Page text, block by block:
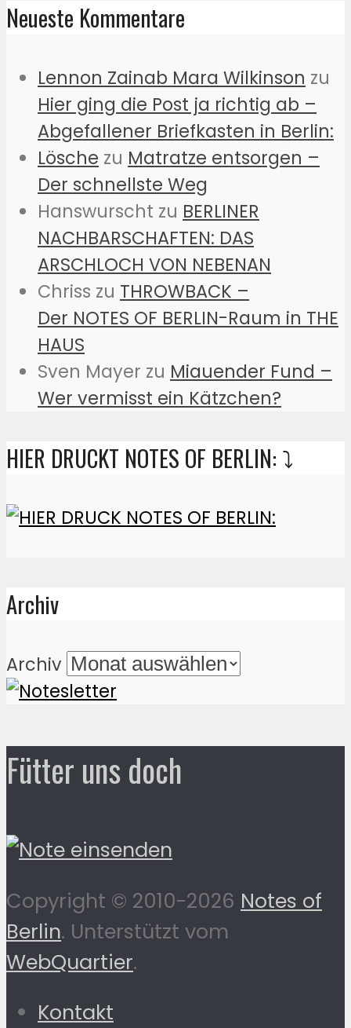
Neueste Kommentare
Lennon Zainab Mara Wilkinson zu
Hier ging die Post ja richtig ab –
Abgefallener Briefkasten in Berlin:
Lösche zu Matratze entsorgen –
Der schnellste Weg
Hanswurscht zu BERLINER
NACHBARSCHAFTEN: DAS
ARSCHLOCH VON NEBENAN
Chriss zu THROWBACK –
Der NOTES OF BERLIN-Raum in THE
HAUS
Sven Mayer zu Miauender Fund –
Wer vermisst ein Kätzchen?
HIER DRUCKT NOTES OF BERLIN: ⤵️
Archiv
Archiv
Fütter uns doch
Copyright © 2010-2026 Notes of
Berlin. Unterstützt vom
WebQuartier.
Kontakt